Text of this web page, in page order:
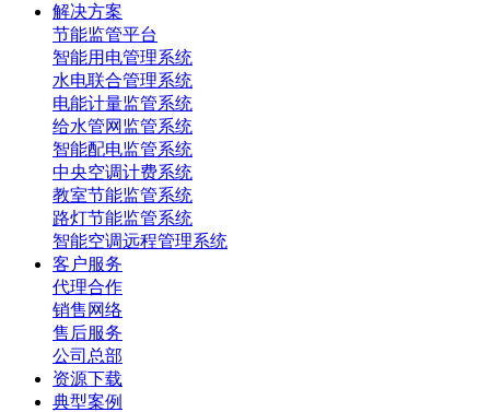
解决方案
节能监管平台
智能用电管理系统
水电联合管理系统
电能计量监管系统
给水管网监管系统
智能配电监管系统
中央空调计费系统
教室节能监管系统
路灯节能监管系统
智能空调远程管理系统
客户服务
代理合作
销售网络
售后服务
公司总部
资源下载
典型案例